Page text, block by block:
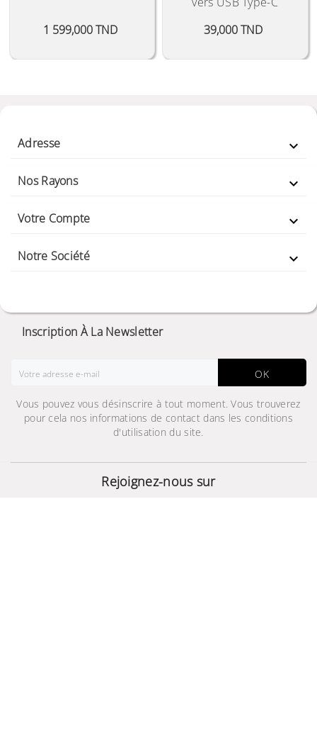
1 599,000 TND
39,000 TND
Cable de partage de
charge
Adresse 
Nos Rayons 
Votre Compte 
Notre Société 
Inscription À La Newsletter
OK
Vous pouvez vous désinscrire à tout moment. Vous trouverez
pour cela nos informations de contact dans les conditions
d'utilisation du site.
Rejoignez-nous sur